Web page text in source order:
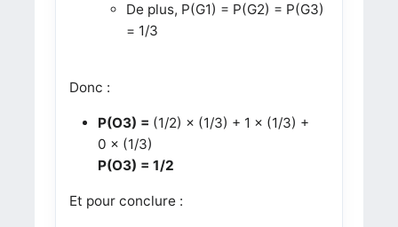
De plus, P(G1) = P(G2) = P(G3)
= 1/3
Donc :
P(O3) = (1/2) × (1/3) + 1 × (1/3) +
0 × (1/3)
P(O3) = 1/2
Et pour conclure :